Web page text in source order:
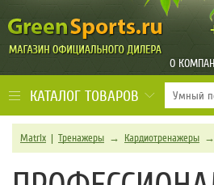
О
КАТАЛОГ ТОВАРОВ
Matrix | Тренажеры → Кардиотренажеры →